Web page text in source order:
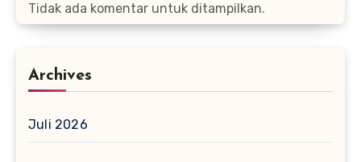
Tidak ada komentar untuk ditampilkan.
Archives
Juli 2026